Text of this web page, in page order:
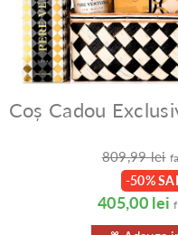
Coș Cadou
809,99 lei
-50%
405,00 lei